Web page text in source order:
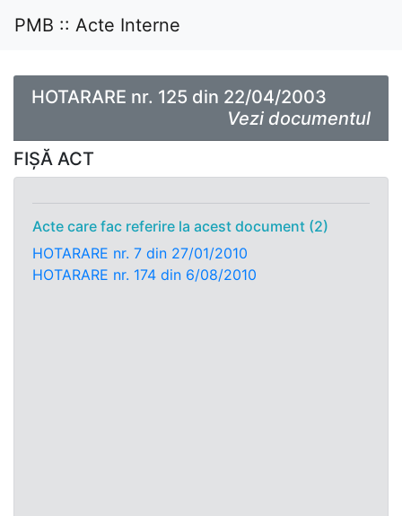
PMB :: Acte Interne
HOTARARE nr. 125 din 22/04/2003
Vezi documentul
FIȘĂ ACT
Acte care fac referire la acest document (2)
HOTARARE nr. 7 din 27/01/2010
HOTARARE nr. 174 din 6/08/2010